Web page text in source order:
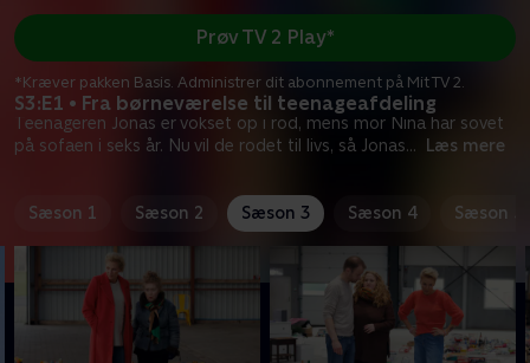
S3:E1 • Fra børneværelse til teenageafdeling
Teenageren Jonas er vokset op i rod, mens mor Nina har sovet
på sofaen i seks år. Nu vil de rodet til livs, så Jonas... Læs mere
Prøv TV 2 Play*
*Kræver pakken Basis. Administrer dit abonnement på Mit TV 2.
Sæson 1 Sæson 2 Sæson 3 Sæson 4 Sæson 5